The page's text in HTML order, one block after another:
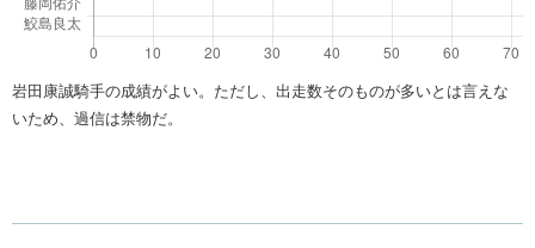
岩田康誠騎手の成績がよい。ただし、出走数そのものが多いとは言えな
いため、過信は禁物だ。